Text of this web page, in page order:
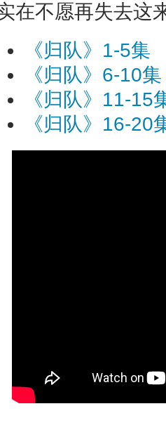
在不愿再失去这
《归队》1-5集
《归队》6-10集
《归队》11-15
《归队》16-20